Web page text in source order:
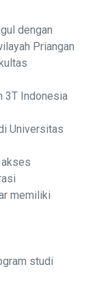
dengan
Priangan
3T Indonesia
Universitas
memiliki
studi